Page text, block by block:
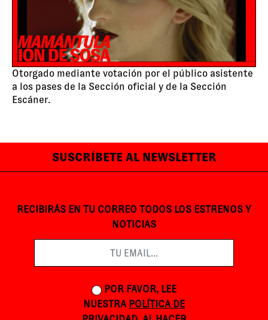
Otorgado mediante votación por el público asistente
a los pases de la Sección oficial y de la Sección
Escáner.
SUSCRÍBETE AL NEWSLETTER
RECIBIRÁS EN TU CORREO TODOS LOS ESTRENOS Y
NOTICIAS
POR FAVOR, LEE
NUESTRA POLÍTICA DE